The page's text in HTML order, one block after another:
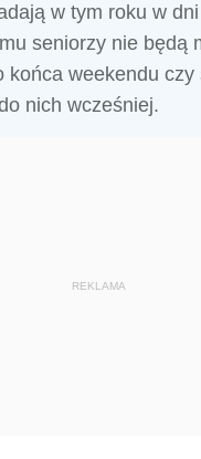
w tym roku w
seniorzy nie będą
końca weekendu czy
nich wcześniej.
REKLAMA